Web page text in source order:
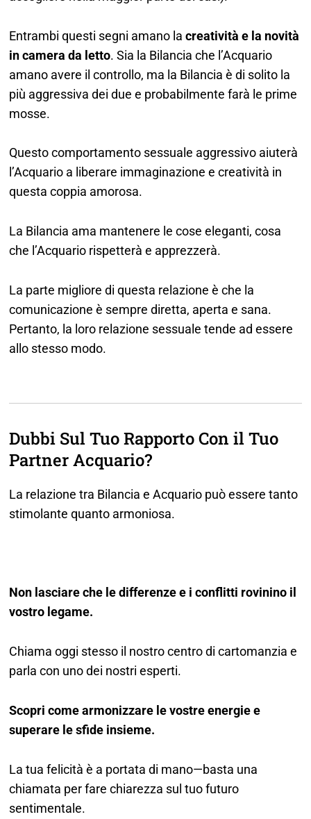
Entrambi questi segni amano lacreatività e la novità
in camera da letto. Sia la Bilancia che l’Acquario
amano avere il controllo, ma la Bilancia è di solito la
più aggressiva dei due e probabilmente farà le prime
mosse.
Questo comportamento sessuale aggressivo aiuterà
l’Acquario a liberare immaginazione e creatività in
questa coppia amorosa.
La Bilancia ama mantenere le cose eleganti, cosa
che l’Acquario rispetterà e apprezzerà.
La parte migliore di questa relazione è che la
comunicazione è sempre diretta, aperta e sana.
Pertanto, la loro relazione sessuale tende ad essere
allo stesso modo.
Dubbi Sul Tuo Rapporto Con il Tuo
Partner Acquario?
La relazione tra Bilancia e Acquario può essere tanto
stimolante quanto armoniosa.
Non lasciare che le differenze e i conflitti rovinino il
vostro legame.
Chiama oggi stesso il nostro centro di cartomanzia e
parla con uno dei nostri esperti.
Scopri come armonizzare le vostre energie e
superare le sfide insieme.
La tua felicità è a portata di mano—basta una
chiamata per fare chiarezza sul tuo futuro
sentimentale.